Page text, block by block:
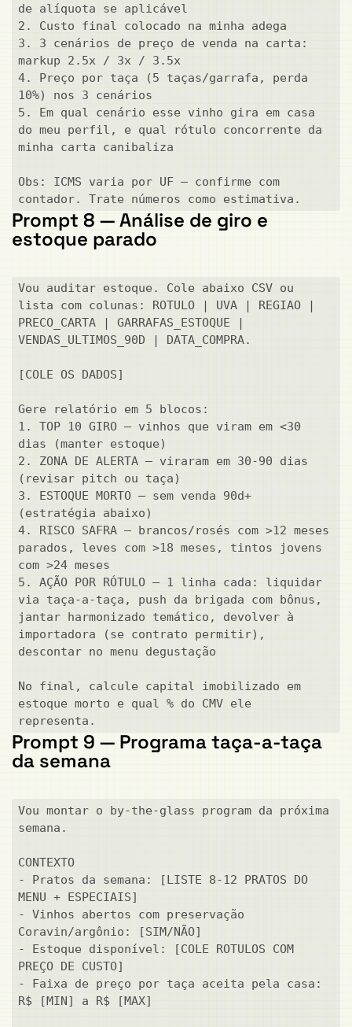
de alíquota se aplicável
2. Custo final colocado na minha adega
3. 3 cenários de preço de venda na carta:
markup 2.5x / 3x / 3.5x
4. Preço por taça (5 taças/garrafa, perda
10%) nos 3 cenários
5. Em qual cenário esse vinho gira em casa
do meu perfil, e qual rótulo concorrente da
minha carta canibaliza
Obs: ICMS varia por UF — confirme com
contador. Trate números como estimativa.
Prompt 8 — Análise de giro e
estoque parado
Vou auditar estoque. Cole abaixo CSV ou
lista com colunas: ROTULO | UVA | REGIAO |
PRECO_CARTA | GARRAFAS_ESTOQUE |
VENDAS_ULTIMOS_90D | DATA_COMPRA.
[COLE OS DADOS]
Gere relatório em 5 blocos:
1. TOP 10 GIRO — vinhos que viram em <30
dias (manter estoque)
2. ZONA DE ALERTA — viraram em 30-90 dias
(revisar pitch ou taça)
3. ESTOQUE MORTO — sem venda 90d+
(estratégia abaixo)
4. RISCO SAFRA — brancos/rosés com >12 meses
parados, leves com >18 meses, tintos jovens
com >24 meses
5. AÇÃO POR RÓTULO — 1 linha cada: liquidar
via taça-a-taça, push da brigada com bônus,
jantar harmonizado temático, devolver à
importadora (se contrato permitir),
descontar no menu degustação
No final, calcule capital imobilizado em
estoque morto e qual % do CMV ele
representa.
Prompt 9 — Programa taça-a-taça
da semana
Vou montar o by-the-glass program da próxima
semana.
CONTEXTO
- Pratos da semana: [LISTE 8-12 PRATOS DO
MENU + ESPECIAIS]
- Vinhos abertos com preservação
Coravin/argônio: [SIM/NÃO]
- Estoque disponível: [COLE ROTULOS COM
PREÇO DE CUSTO]
- Faixa de preço por taça aceita pela casa:
R$ [MIN] a R$ [MAX]